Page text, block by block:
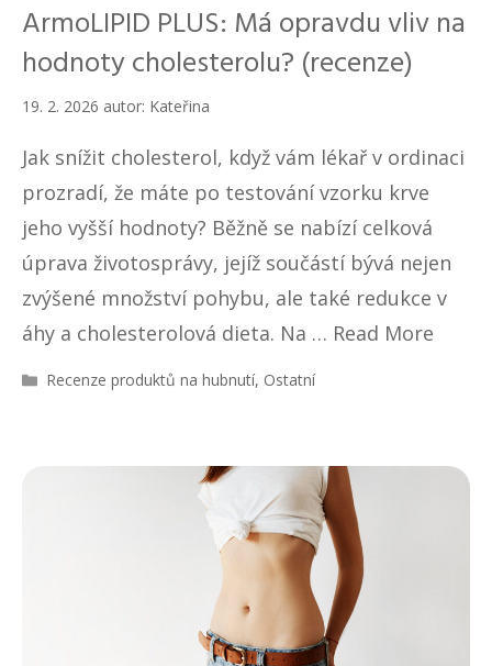
ArmoLIPID PLUS: Má opravdu vliv na
hodnoty cholesterolu? (recenze)
19. 2. 2026 autor: Kateřina
Jak snížit cholesterol, když vám lékař v ordinaci
prozradí, že máte po testování vzorku krve
jeho vyšší hodnoty? Běžně se nabízí celková
úprava životosprávy, jejíž součástí bývá nejen
zvýšené množství pohybu, ale také redukce v
áhy a cholesterolová dieta. Na … Read More
R
Recenze produktů na hubnutí, Ostatní